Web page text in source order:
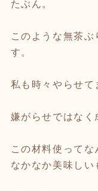
たぶん。
このような無茶ぶ
す。
私も時々やらせて
嫌がらせではなく
この材料使ってな
なかなか美味しい